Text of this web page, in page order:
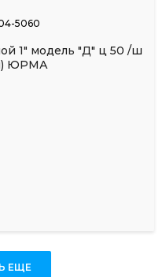
5060
1" модель "Д" ц 50 /ш
ЮРМА
ЕЩЕ